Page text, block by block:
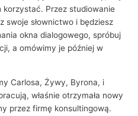
Przez studiowanie
swoje słownictwo i będziesz
okna dialogowego, spróbuj
a omówimy je później w
Carlosa, Żywy, Byrona, i
właśnie otrzymała nowy
przez firmę konsultingową.